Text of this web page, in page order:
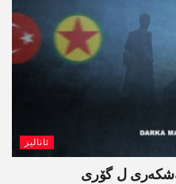
ئانالیز
ل گۆری